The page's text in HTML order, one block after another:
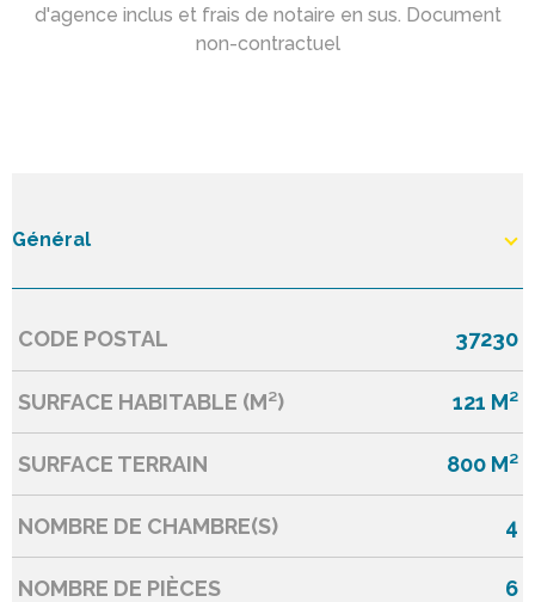
d'agence inclus et frais de notaire en sus. Document
non-contractuel
Général
Caractérisque Valeurs
CODE POSTAL 37230
SURFACE HABITABLE (M²) 121 M²
SURFACE TERRAIN 800 M²
NOMBRE DE CHAMBRE(S) 4
NOMBRE DE PIÈCES 6